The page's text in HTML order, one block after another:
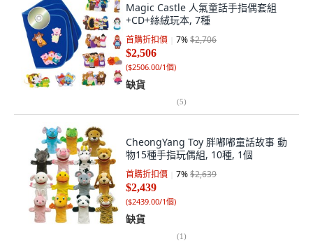
Magic Castle 人氣童話手指偶套組
+CD+絲絨玩本, 7種
首購折扣價 7%$2,706
$2,506
($2506.00/1個)
缺貨
(5)
CheongYang Toy 胖嘟嘟童話故事 動
物15種手指玩偶組, 10種, 1個
首購折扣價 7%$2,639
$2,439
($2439.00/1個)
缺貨
(1)